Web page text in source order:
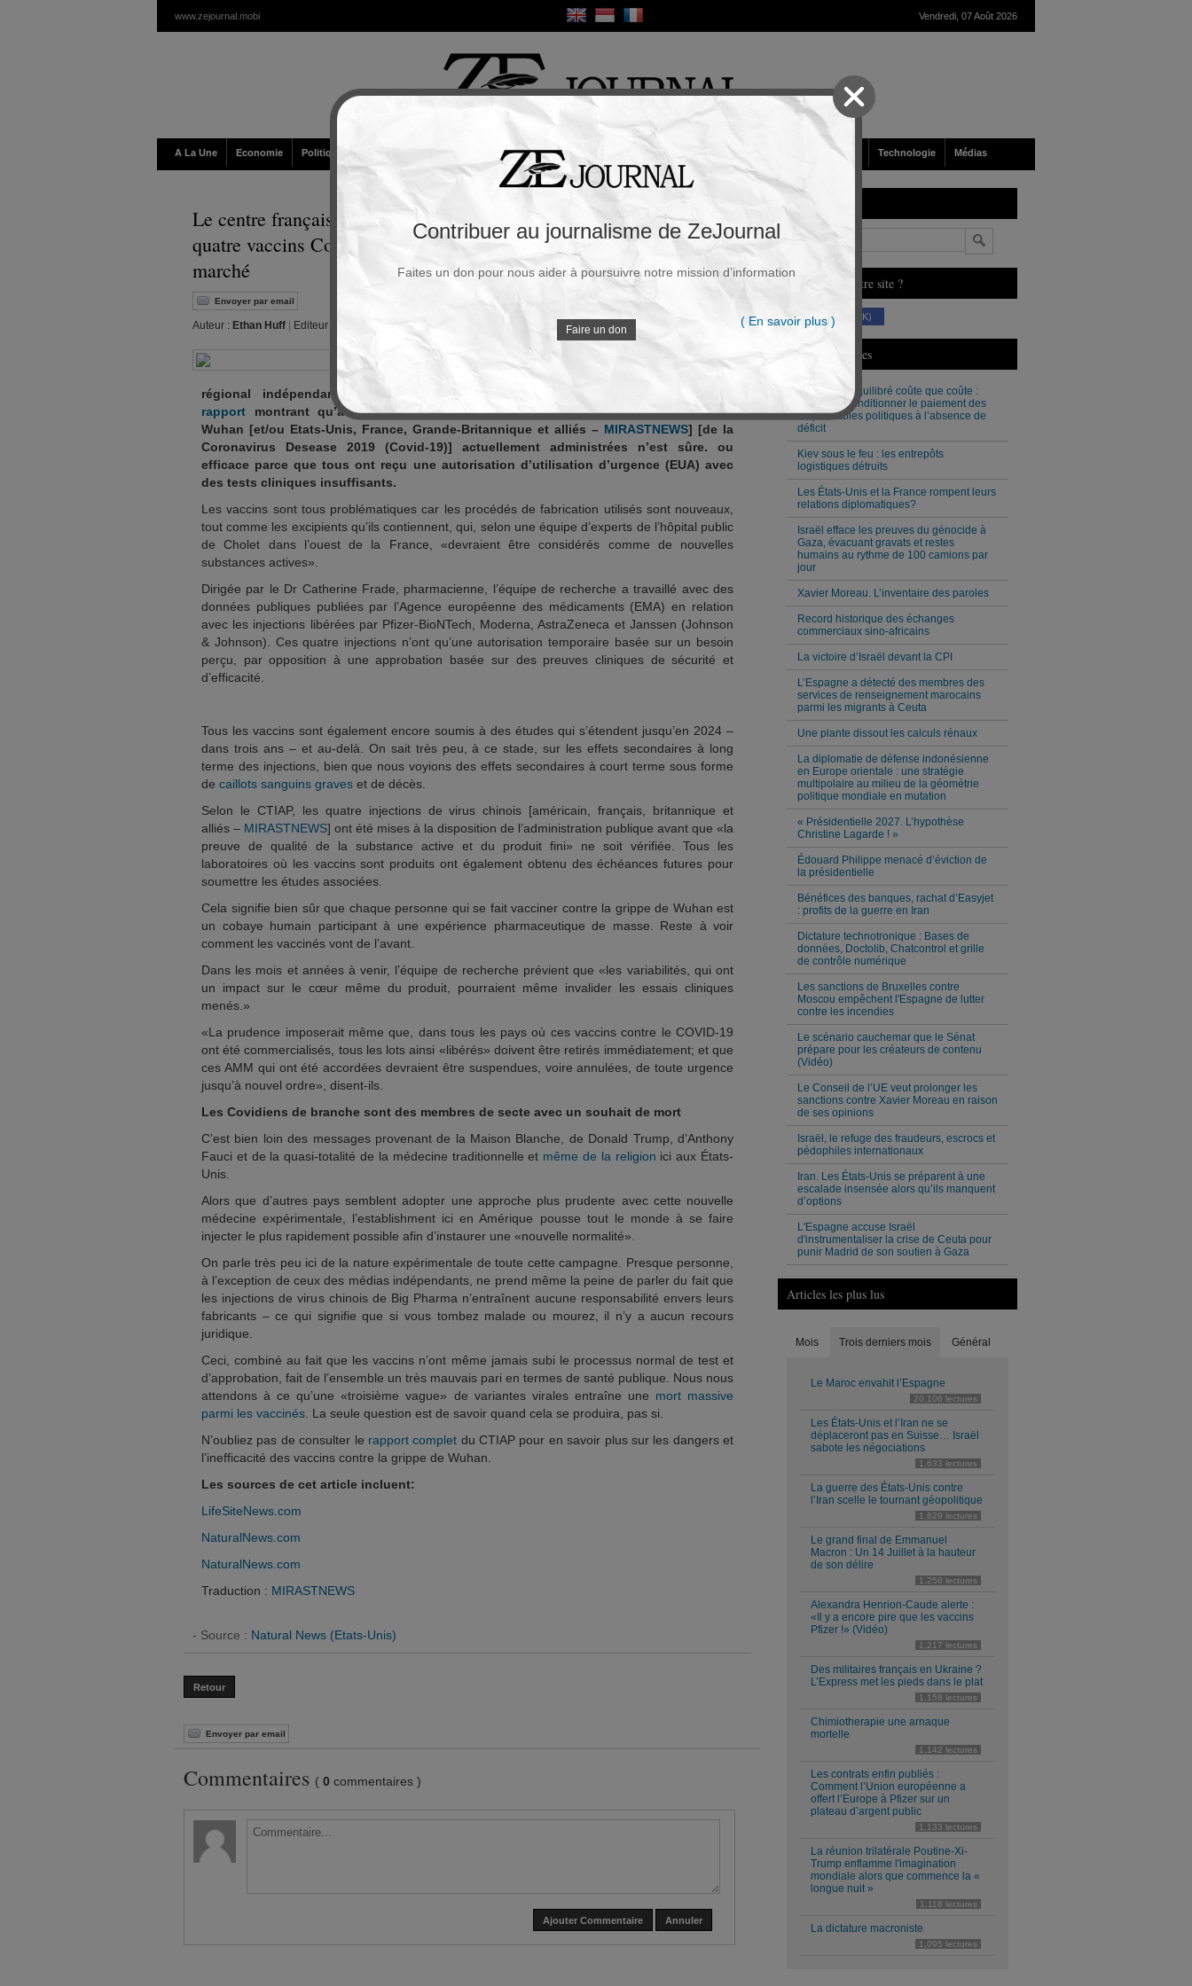
www.zejournal.mobi Vendredi, 07 Août 2026
A La Une Economie Politique / Géopolitique Religion Sport France / Europe Société Technologie Médias
Le centre français d’évaluation des médicaments déclare que les
quatre vaccins Covid-19 sont dangereux et devraient être retirés du
marché
Envoyer par email Souscrire à la newsletter
Auteur : Ethan Huff Editeur : Mardi, 27 Avr. 2021 - 08h44
Le Centre territorial d’Information indépendante
et d’Avis pharmaceutiques (CTIAP), un centre
régional indépendant d’évaluation des médicaments en France, a
rapport montrant qu’aucune des quatre «vaccinations» contre le coronavirus de
Wuhan [et/ou Etats-Unis, France, Grande-Britannique et alliés – MIRASTNEWS] [de la
Coronavirus Desease 2019 (Covid-19)] actuellement administrées n’est sûre. ou
efficace parce que tous ont reçu une autorisation d’utilisation d’urgence (EUA) avec
des tests cliniques insuffisants.
Les vaccins sont tous problématiques car les procédés de fabrication utilisés sont nouveaux,
tout comme les excipients qu’ils contiennent, qui, selon une équipe d’experts de l’hôpital public
de Cholet dans l’ouest de la France, «devraient être considérés comme de nouvelles
substances actives».
Dirigée par le Dr Catherine Frade, pharmacienne, l’équipe de recherche a travaillé avec des
données publiques publiées par l’Agence européenne des médicaments (EMA) en relation
avec les injections libérées par Pfizer-BioNTech, Moderna, AstraZeneca et Janssen (Johnson
& Johnson). Ces quatre injections n’ont qu’une autorisation temporaire basée sur un besoin
perçu, par opposition à une approbation basée sur des preuves cliniques de sécurité et
d’efficacité.
Tous les vaccins sont également encore soumis à des études qui s’étendent jusqu’en 2024 –
dans trois ans – et au-delà. On sait très peu, à ce stade, sur les effets secondaires à long
terme des injections, bien que nous voyions des effets secondaires à court terme sous forme
de caillots sanguins graves et de décès.
Selon le CTIAP, les quatre injections de virus chinois [américain, français, britannique et
alliés – MIRASTNEWS] ont été mises à la disposition de l’administration publique avant que «la
preuve de qualité de la substance active et du produit fini» ne soit vérifiée. Tous les
laboratoires où les vaccins sont produits ont également obtenu des échéances futures pour
soumettre les études associées.
Cela signifie bien sûr que chaque personne qui se fait vacciner contre la grippe de Wuhan est
un cobaye humain participant à une expérience pharmaceutique de masse. Reste à voir
comment les vaccinés vont de l’avant.
Dans les mois et années à venir, l’équipe de recherche prévient que «les variabilités, qui ont
un impact sur le cœur même du produit, pourraient même invalider les essais cliniques
menés.»
«La prudence imposerait même que, dans tous les pays où ces vaccins contre le COVID-19
ont été commercialisés, tous les lots ainsi «libérés» doivent être retirés immédiatement; et que
ces AMM qui ont été accordées devraient être suspendues, voire annulées, de toute urgence
jusqu’à nouvel ordre», disent-ils.
Les Covidiens de branche sont des membres de secte avec un souhait de mort
C’est bien loin des messages provenant de la Maison Blanche, de Donald Trump, d’Anthony
Fauci et de la quasi-totalité de la médecine traditionnelle et même de la religion ici aux États-
Unis.
Alors que d’autres pays semblent adopter une approche plus prudente avec cette nouvelle
médecine expérimentale, l’establishment ici en Amérique pousse tout le monde à se faire
injecter le plus rapidement possible afin d’instaurer une «nouvelle normalité».
On parle très peu ici de la nature expérimentale de toute cette campagne. Presque personne,
à l’exception de ceux des médias indépendants, ne prend même la peine de parler du fait que
les injections de virus chinois de Big Pharma n’entraînent aucune responsabilité envers leurs
fabricants – ce qui signifie que si vous tombez malade ou mourez, il n’y a aucun recours
juridique.
Ceci, combiné au fait que les vaccins n’ont même jamais subi le processus normal de test et
d’approbation, fait de l’ensemble un très mauvais pari en termes de santé publique. Nous nous
attendons à ce qu’une «troisième vague» de variantes virales entraîne une mort massive
parmi les vaccinés . La seule question est de savoir quand cela se produira, pas si.
N’oubliez pas de consulter le rapport complet du CTIAP pour en savoir plus sur les dangers et
l’inefficacité des vaccins contre la grippe de Wuhan.
Les sources de cet article incluent:
LifeSiteNews.com
NaturalNews.com
NaturalNews.com
Traduction : MIRASTNEWS
- Source : Natural News (Etats-Unis)
Retour
Envoyer par email
Commentaires ( 0 commentaires )
Ajouter Commentaire Annuler
Vous aimez notre site ?
(230 K)
Derniers Articles
Un budget équilibré coûte que coûte :
Milei veut conditionner le paiement des
responsables politiques à l’absence de
déficit
Kiev sous le feu : les entrepôts
logistiques détruits
Les États-Unis et la France rompent leurs
relations diplomatiques?
Israël efface les preuves du génocide à
Gaza, évacuant gravats et restes
humains au rythme de 100 camions par
jour
Xavier Moreau. L’inventaire des paroles
Record historique des échanges
commerciaux sino-africains
La victoire d’Israël devant la CPI
L’Espagne a détecté des membres des
services de renseignement marocains
parmi les migrants à Ceuta
Une plante dissout les calculs rénaux
La diplomatie de défense indonésienne
en Europe orientale : une stratégie
multipolaire au milieu de la géométrie
politique mondiale en mutation
« Présidentielle 2027. L’hypothèse
Christine Lagarde ! »
Édouard Philippe menacé d’éviction de
la présidentielle
Bénéfices des banques, rachat d’Easyjet
: profits de la guerre en Iran
Dictature technotronique : Bases de
données, Doctolib, Chatcontrol et grille
de contrôle numérique
Les sanctions de Bruxelles contre
Moscou empêchent l'Espagne de lutter
contre les incendies
Le scénario cauchemar que le Sénat
prépare pour les créateurs de contenu
(Vidéo)
Le Conseil de l’UE veut prolonger les
sanctions contre Xavier Moreau en raison
de ses opinions
Israël, le refuge des fraudeurs, escrocs et
pédophiles internationaux
Iran. Les États-Unis se préparent à une
escalade insensée alors qu’ils manquent
d’options
L'Espagne accuse Israël
d'instrumentaliser la crise de Ceuta pour
punir Madrid de son soutien à Gaza
Articles les plus lus
Mois Trois derniers mois Général
Le Maroc envahit l’Espagne
20,106 lectures
Les États-Unis et l’Iran ne se
déplaceront pas en Suisse… Israël
sabote les négociations
1,633 lectures
La guerre des États-Unis contre
l’Iran scelle le tournant géopolitique
1,629 lectures
Le grand final de Emmanuel
Macron : Un 14 Juillet à la hauteur
de son délire
1,256 lectures
Alexandra Henrion-Caude alerte :
«Il y a encore pire que les vaccins
Pfizer !» (Vidéo)
1,217 lectures
Des militaires français en Ukraine ?
L’Express met les pieds dans le plat
1,158 lectures
Chimiotherapie une arnaque
mortelle
1,142 lectures
Les contrats enfin publiés :
Comment l’Union européenne a
offert l’Europe à Pfizer sur un
plateau d’argent public
1,133 lectures
La réunion trilatérale Poutine-Xi-
Trump enflamme l'imagination
mondiale alors que commence la «
longue nuit »
1,118 lectures
La dictature macroniste
1,095 lectures
Contribuer au journalisme de ZeJournal
Faites un don pour nous aider à poursuivre notre mission d’information
Faire un don
( En savoir plus )